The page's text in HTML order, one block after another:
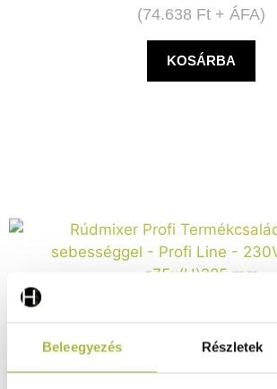
Beleegyezés Részletek
(74.638 Ft+ ÁFA)
KOSÁRBA